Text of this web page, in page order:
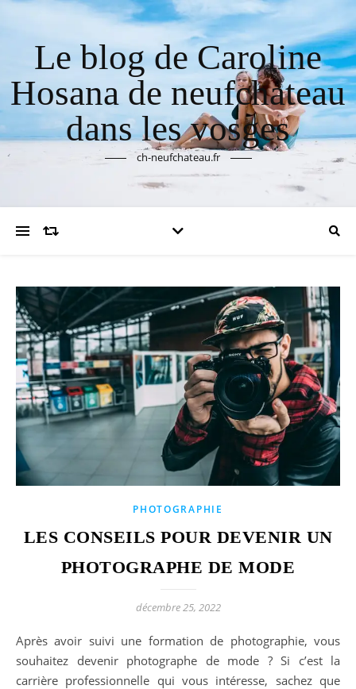
Le blog de Caroline
Hosana de neufchateau
dans les vosges
ch-neufchateau.fr
PHOTOGRAPHIE
LES CONSEILS POUR DEVENIR UN
PHOTOGRAPHE DE MODE
décembre 25, 2022
Après avoir suivi une formation de photographie, vous
souhaitez devenir photographe de mode ? Si c’est la
carrière professionnelle qui vous intéresse, sachez que